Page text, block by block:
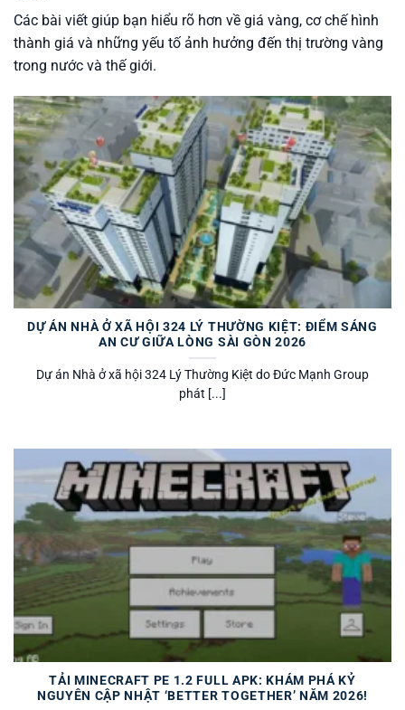
Các bài viết giúp bạn hiểu rõ hơn về giá vàng, cơ chế hình
thành giá và những yếu tố ảnh hưởng đến thị trường vàng
trong nước và thế giới.
DỰ ÁN NHÀ Ở XÃ HỘI 324 LÝ THƯỜNG KIỆT: ĐIỂM SÁNG
AN CƯ GIỮA LÒNG SÀI GÒN 2026
Dự án Nhà ở xã hội 324 Lý Thường Kiệt do Đức Mạnh Group
phát [...]
TẢI MINECRAFT PE 1.2 FULL APK: KHÁM PHÁ KỶ
NGUYÊN CẬP NHẬT ‘BETTER TOGETHER’ NĂM 2026!